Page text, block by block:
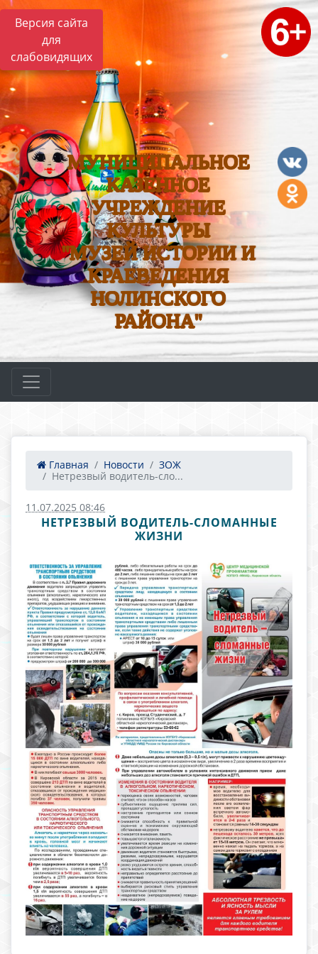
Версия сайта
для
слабовидящих
МУНИЦИПАЛЬНОЕ
КАЗЕННОЕ
УЧРЕЖДЕНИЕ
КУЛЬТУРЫ
"МУЗЕЙ ИСТОРИИ И
КРАЕВЕДЕНИЯ
НОЛИНСКОГО
РАЙОНА"
Главная Новости
ЗОЖ
Нетрезвый водитель-сло...
11.07.2025 08:46
НЕТРЕЗВЫЙ ВОДИТЕЛЬ-СЛОМАННЫЕ
ЖИЗНИ